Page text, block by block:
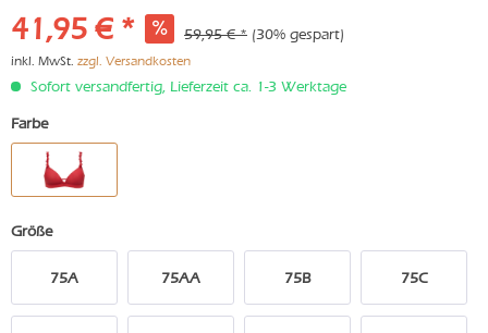
41,95 € * 59,95 € * (30% gespart)
inkl. MwSt. zzgl. Versandkosten
Sofort versandfertig, Lieferzeit ca. 1-3 Werktage
Farbe
Größe
75A 75AA 75B 75C